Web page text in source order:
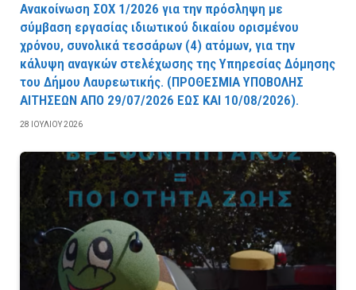
Ανακοίνωση ΣΟΧ 1/2026 για την πρόσληψη με
σύμβαση εργασίας ιδιωτικού δικαίου ορισμένου
χρόνου, συνολικά τεσσάρων (4) ατόμων, για την
κάλυψη αναγκών στελέχωσης της Υπηρεσίας Δόμησης
του Δήμου Λαυρεωτικής. (ΠPOΘEΣMIA YΠOBOΛHΣ
AITHΣEΩN AΠO 29/07/2026 EΩΣ KAI 10/08/2026).
28 ΙΟΥΛΊΟΥ 2026